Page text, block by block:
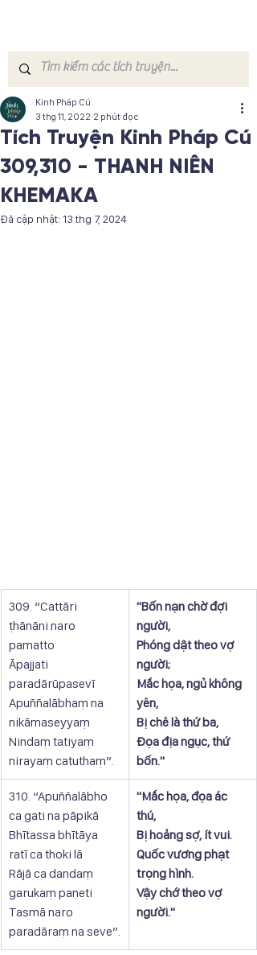
Tích Truyện Kinh Pháp Cú
309,310 - THANH NIÊN
KHEMAKA
Kinh Pháp Cú
3 thg 11, 2022 2 phút đọc
Đã cập nhật:13 thg 7, 2024
309. “Cattāri
ṭhānāni naro
pamatto
Āpajjati
paradārūpasevī
Apuññalābhaṃ na
nikāmaseyyaṃ
Nindaṃ tatiyaṃ
nirayaṃ catuthaṃ”.
"Bốn nạn chờ đợi
người,
Phóng dật theo vợ
người;
Mắc họa, ngủ không
yên,
Bị chê là thứ ba,
Đọa địa ngục, thứ
bốn."
310. “Apuññalābho
ca gati na pāpikā
Bhītassa bhītāya
ratī ca thoki lā
Rājā ca dandaṃ
garukaṃ paṇeti
Tasmā naro
paradāraṃ na seve”.
​"Mắc họa, đọa ác
thú,
Bị hoảng sợ, ít vui.
Quốc vương phạt
trọng hình.
Vậy chớ theo vợ
người."